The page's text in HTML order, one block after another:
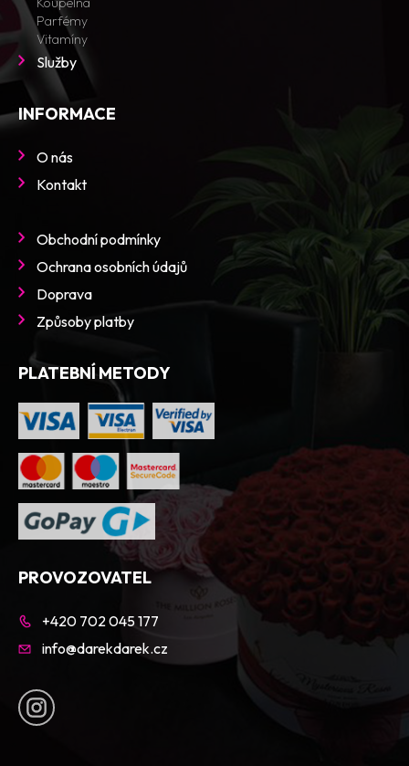
Parfémy
Vitamíny
Služby
INFORMACE
O nás
Kontakt
Obchodní podmínky
Ochrana osobních údajů
Doprava
Způsoby platby
PLATEBNÍ METODY
PROVOZOVATEL
+420 702 045 177
info@darekdarek.cz